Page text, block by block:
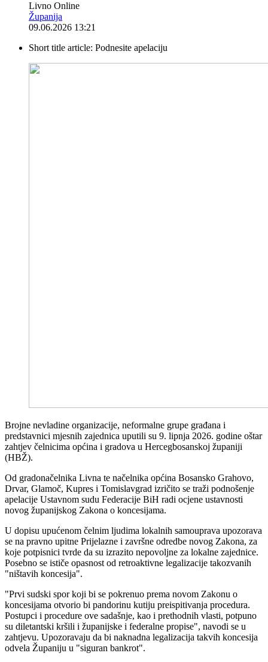
Livno Online
Županija
09.06.2026 13:21
Short title article: Podnesite apelaciju
Brojne nevladine organizacije, neformalne grupe građana i
predstavnici mjesnih zajednica uputili su 9. lipnja 2026. godine oštar
zahtjev čelnicima općina i gradova u Hercegbosanskoj županiji
(HBŽ).
Od gradonačelnika Livna te načelnika općina Bosansko Grahovo,
Drvar, Glamoč, Kupres i Tomislavgrad izričito se traži podnošenje
apelacije Ustavnom sudu Federacije BiH radi ocjene ustavnosti
novog županijskog Zakona o koncesijama.
U dopisu upućenom čelnim ljudima lokalnih samouprava upozorava
se na pravno upitne Prijelazne i završne odredbe novog Zakona, za
koje potpisnici tvrde da su izrazito nepovoljne za lokalne zajednice.
Posebno se ističe opasnost od retroaktivne legalizacije takozvanih
"ništavih koncesija".
"Prvi sudski spor koji bi se pokrenuo prema novom Zakonu o
koncesijama otvorio bi pandorinu kutiju preispitivanja procedura.
Postupci i procedure ove sadašnje, kao i prethodnih vlasti, potpuno
su diletantski kršili i županijske i federalne propise", navodi se u
zahtjevu. Upozoravaju da bi naknadna legalizacija takvih koncesija
odvela Županiju u "siguran bankrot".